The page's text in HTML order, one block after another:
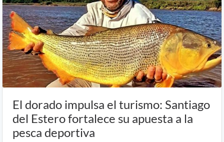
El dorado impulsa el turismo: Santiago
del Estero fortalece su apuesta a la
pesca deportiva